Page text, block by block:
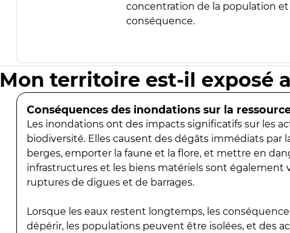
concentration de la population
conséquence.
Mon territoire est-il exposé
Conséquences des inondations sur la
Les inondations ont des impacts significatifs sur les
biodiversité. Elles causent des dégâts immédiats par
berges, emporter la faune et la flore, et mettre en
infrastructures et les biens matériels sont également
ruptures de digues et de barrages.
Lorsque les eaux restent longtemps, les
dépérir, les populations peuvent être isolées, et des